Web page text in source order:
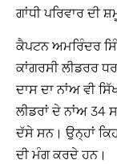
ਗਾਂਧੀ ਪਰਿਵਾਰ ਦੀ
ਕੈਪਟਨ ਅਮਰਿੰਦਰ
ਕਾਂਗਰਸੀ ਲੀਡਰਰ
ਦਾਸ ਦਾ ਨਾਂਅ ਵੀ
ਲੀਡਰਾਂ ਦੇ ਨਾਂਅ 34
ਦੱਸੇ ਸਨ। ਉਨ੍ਹਾਂ
ਦੀ ਮੰਗ ਕਰਦੇ ਹਨ।